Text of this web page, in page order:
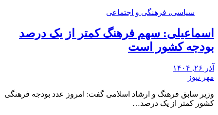
سیاسی، فرهنگی و اجتماعی
اسماعیلی: سهم فرهنگ کمتر از یک درصد
بودجه کشور است
آذر ۲۶, ۱۴۰۴
مهر نیوز
وزیر سابق فرهنگ و ارشاد اسلامی گفت: امروز عدد بودجه فرهنگی
کشور کمتر از یک درصد…